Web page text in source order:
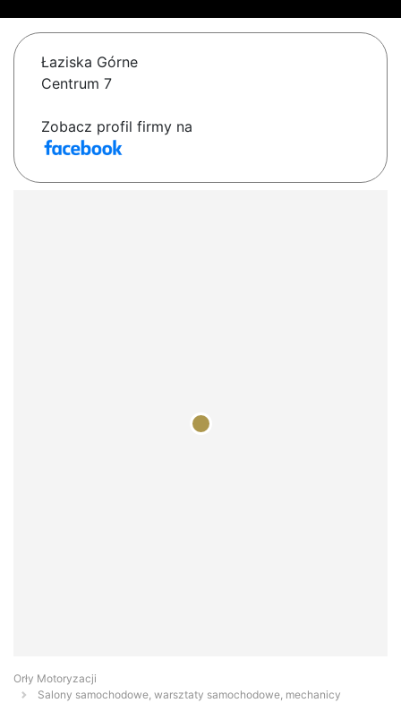
Łaziska Górne
Centrum 7
Zobacz profil firmy na
Orły Motoryzacji
Salony samochodowe, warsztaty samochodowe, mechanicy